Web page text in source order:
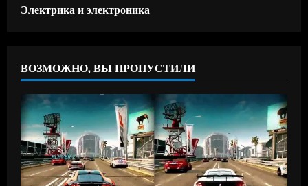
Электрика и электроника
ВОЗМОЖНО, ВЫ ПРОПУСТИЛИ